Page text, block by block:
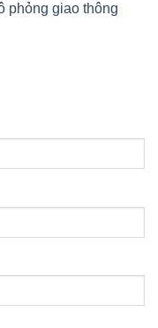
phỏng giao thông